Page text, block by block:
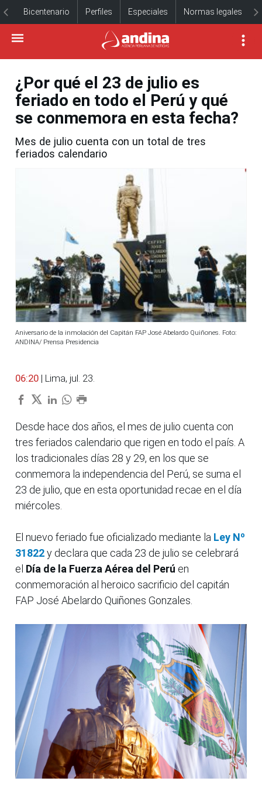
Bicentenario Perfiles Especiales Normas legales
¿Por qué el 23 de julio es
feriado en todo el Perú y qué
se conmemora en esta fecha?
Mes de julio cuenta con un total de tres
feriados calendario
Aniversario de la inmolación del Capitán FAP José Abelardo Quiñones. Foto:
ANDINA/ Prensa Presidencia
06:20 | Lima, jul. 23.
Desde hace dos años, el mes de julio cuenta con
tres feriados calendario que rigen en todo el país. A
los tradicionales días 28 y 29, en los que se
conmemora la independencia del Perú, se suma el
23 de julio, que en esta oportunidad recae en el día
miércoles.
El nuevo feriado fue oficializado mediante la Ley Nº
31822y declara que cada 23 de julio se celebrará
el Día de la Fuerza Aérea del Perú en
conmemoración al heroico sacrificio del capitán
FAP José Abelardo Quiñones Gonzales.